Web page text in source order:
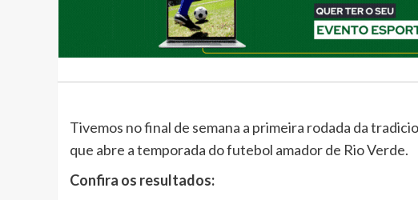
Tivemos no final de semana a primeira rodada da
que abre a temporada do futebol amador de Rio Verde.
Confira os resultados: